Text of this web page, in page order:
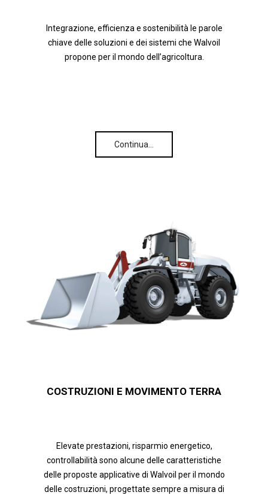
Integrazione, efficienza e sostenibilità le parole
chiave delle soluzioni e dei sistemi che Walvoil
propone per il mondo dell’agricoltura.
Continua…
COSTRUZIONI E MOVIMENTO TERRA
Elevate prestazioni, risparmio energetico,
controllabilità sono alcune delle caratteristiche
delle proposte applicative di Walvoil per il mondo
delle costruzioni, progettate sempre a misura di